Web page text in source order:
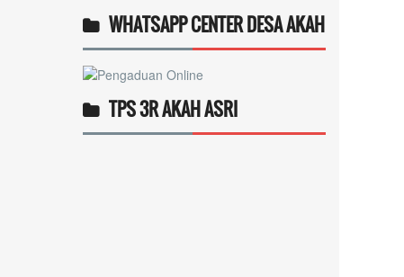
WHATSAPP CENTER DESA AKAH
TPS 3R AKAH ASRI